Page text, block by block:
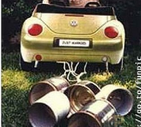
00:00:00| Válasz
00:00:00 Válasz